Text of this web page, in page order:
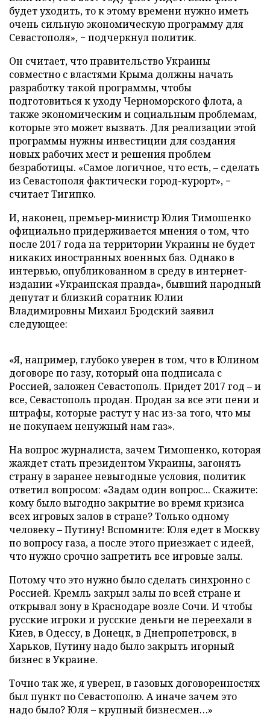
будет уходить, то к этому времени нужно иметь
очень сильную экономическую программу для
Севастополя», − подчеркнул политик.
Он считает, что правительство Украины
совместно с властями Крыма должны начать
разработку такой программы, чтобы
подготовиться к уходу Черноморского флота, а
также экономическим и социальным проблемам,
которые это может вызвать. Для реализации этой
программы нужны инвестиции для создания
новых рабочих мест и решения проблем
безработицы. «Самое логичное, что есть, – сделать
из Севастополя фактически город-курорт», −
считает Тигипко.
И, наконец, премьер-министр Юлия Тимошенко
официально придерживается мнения о том, что
после 2017 года на территории Украины не будет
никаких иностранных военных баз. Однако в
интервью, опубликованном в среду в интернет-
издании «Украинская правда», бывший народный
депутат и близкий соратник Юлии
Владимировны Михаил Бродский заявил
следующее:
«Я, например, глубоко уверен в том, что в Юлином
договоре по газу, который она подписала с
Россией, заложен Севастополь. Придет 2017 год – и
все, Севастополь продан. Продан за все эти пени и
штрафы, которые растут у нас из-за того, что мы
не покупаем ненужный нам газ».
На вопрос журналиста, зачем Тимошенко, которая
жаждет стать президентом Украины, загонять
страну в заранее невыгодные условия, политик
ответил вопросом: «Задам один вопрос... Скажите:
кому было выгодно закрытие во время кризиса
всех игровых залов в стране? Только одному
человеку – Путину! Вспомните: Юля едет в Москву
по вопросу газа, а после этого приезжает с идеей,
что нужно срочно запретить все игровые залы.
Потому что это нужно было сделать синхронно с
Россией. Кремль закрыл залы по всей стране и
открывал зону в Краснодаре возле Сочи. И чтобы
русские игроки и русские деньги не переехали в
Киев, в Одессу, в Донецк, в Днепропетровск, в
Харьков, Путину надо было закрыть игорный
бизнес в Украине.
Точно так же, я уверен, в газовых договоренностях
был пункт по Севастополю. А иначе зачем это
надо было? Юля – крупный бизнесмен…»